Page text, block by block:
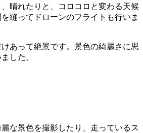
晴れたりと、コロコロと変わる天候
縫ってドローンのフライトも行いま
あって絶景です。景色の綺麗さに思
した。
な景色を撮影したり、走っているス